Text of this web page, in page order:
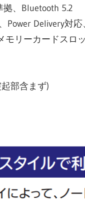
、Bluetooth 5.2
Power Delivery対
モリーカードス
部含まず)